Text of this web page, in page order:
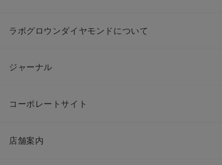
ラボグロウンダイヤモンドについて
ジャーナル
コーポレートサイト
店舗案内